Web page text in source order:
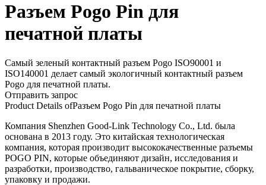
Разъем Pogo Pin для
печатной платы
Самый зеленый контактный разъем Pogo ISO90001 и
ISO140001 делает самый экологичный контактный разъем
Pogo для печатной платы.
Отправить запрос
Product Details ofРазъем Pogo Pin для печатной платы
Компания Shenzhen Good-Link Technology Co., Ltd. была
основана в 2013 году. Это китайская технологическая
компания, которая производит высококачественные разъемы
POGO PIN, которые объединяют дизайн, исследования и
разработки, производство, гальваническое покрытие, сборку,
упаковку и продажи.